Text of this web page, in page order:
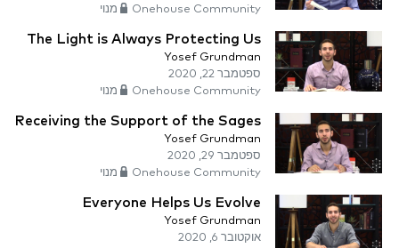
Onehouse Community מנוי
The Light is Always Protecting Us
Yosef Grundman
ספטמבר 22, 2020
Onehouse Community מנוי
Receiving the Support of the Sages
Yosef Grundman
ספטמבר 29, 2020
Onehouse Community מנוי
Everyone Helps Us Evolve
Yosef Grundman
אוקטובר 6, 2020